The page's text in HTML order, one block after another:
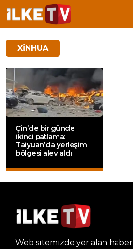
XINHUA
Çin’de bir günde
ikinci patlama:
Taiyuan’da yerleşim
bölgesi alev aldı
Web sitemizde yer alan